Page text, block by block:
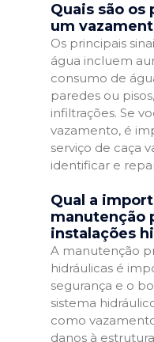
Quais são os
um
Os principais
água incluem
consumo de
paredes ou
infiltrações. Se
vazamento, é
serviço de caça
identificar e
Qual a
manutenção
instalações
A manutenção
hidráulicas é
segurança e o
sistema
como
danos à